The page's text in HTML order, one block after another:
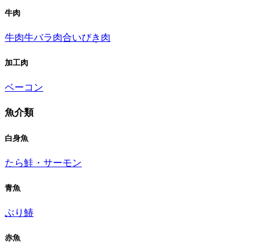
牛肉
牛肉牛バラ肉合いびき肉
加工肉
ベーコン
魚介類
白身魚
たら鮭・サーモン
青魚
ぶり 鰆
赤魚